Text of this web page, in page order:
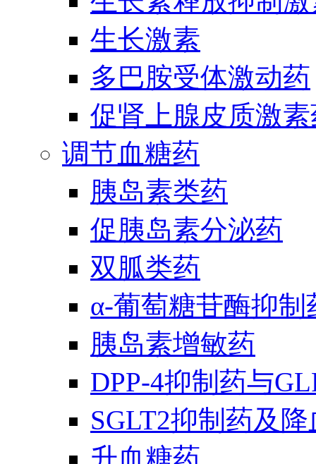
生长激素
多巴胺受体激动药
促肾上腺皮质激
调节血糖药
胰岛素类药
促胰岛素分泌药
双胍类药
α-葡萄糖苷酶抑制
胰岛素增敏药
DPP-4抑制药与
SGLT2抑制药及